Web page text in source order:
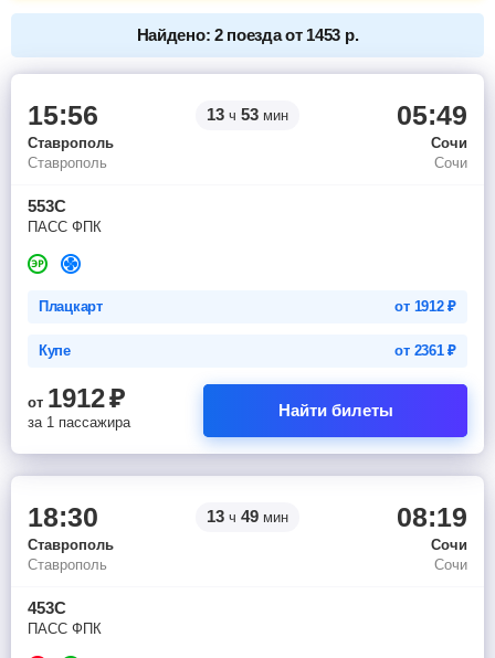
Найдено: 2 поезда от 1453 р.
15:56 13 ч 53 мин 05:49
Ставрополь
Сочи
Ставрополь
Сочи
553С
ПАСС ФПК
Плацкарт от 1912₽
Купе от 2361₽
от 1912₽
за 1 пассажира
Найти билеты
18:30 13 ч 49 мин 08:19
Ставрополь
Сочи
Ставрополь
Сочи
453С
ПАСС ФПК